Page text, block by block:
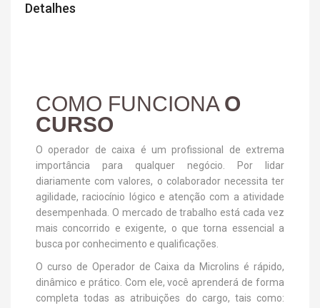
Detalhes
COMO FUNCIONA O
CURSO
O operador de caixa é um profissional de extrema
importância para qualquer negócio. Por lidar
diariamente com valores, o colaborador necessita ter
agilidade, raciocínio lógico e atenção com a atividade
desempenhada. O mercado de trabalho está cada vez
mais concorrido e exigente, o que torna essencial a
busca por conhecimento e qualificações.
O curso de Operador de Caixa da Microlins é rápido,
dinâmico e prático. Com ele, você aprenderá de forma
completa todas as atribuições do cargo, tais como: